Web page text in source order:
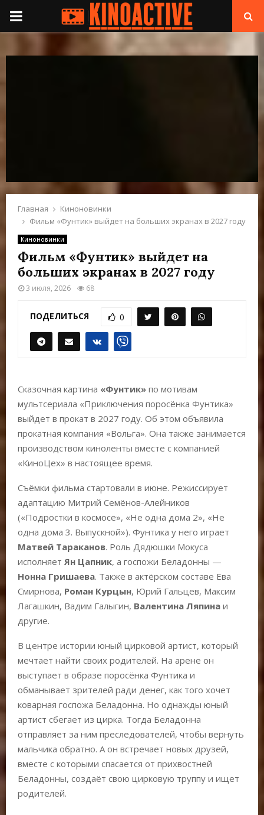
П
Н
О
Ю
Главная
Киноновинки
Фильм «Фунтик» выйдет на больших экранах в 2027 году
Киноновинки
Фильм «Фунтик» выйдет на
больших экранах в 2027 году
3 июля, 2026 68
ПОДЕЛИТЬСЯ 0
Сказочная картина «Фунтик» по мотивам
мультсериала «Приключения поросёнка Фунтика»
выйдет в прокат в 2027 году. Об этом объявила
прокатная компания «Вольга». Она также занимается
производством киноленты вместе с компанией
«КиноЦех» в настоящее время.
Съёмки фильма стартовали в июне. Режиссирует
адаптацию Митрий Семёнов-Алейников
(«Подростки в космосе», «Не одна дома 2», «Не
одна дома 3. Выпускной»). Фунтика у него играет
Матвей Тараканов. Роль Дядюшки Мокуса
исполняет Ян Цапник, а госпожи Беладонны —
Нонна Гришаева. Также в актёрском составе Ева
Смирнова, Роман Курцын, Юрий Гальцев, Максим
Лагашкин, Вадим Галыгин, Валентина Ляпина и
другие.
В центре истории юный цирковой артист, который
мечтает найти своих родителей. На арене он
выступает в образе поросёнка Фунтика и
обманывает зрителей ради денег, как того хочет
коварная госпожа Беладонна. Но однажды юный
артист сбегает из цирка. Тогда Беладонна
отправляет за ним преследователей, чтобы вернуть
мальчика обратно. А он встречает новых друзей,
вместе с которыми спасается от прихвостней
Беладонны, создаёт свою цирковую труппу и ищет
родителей.